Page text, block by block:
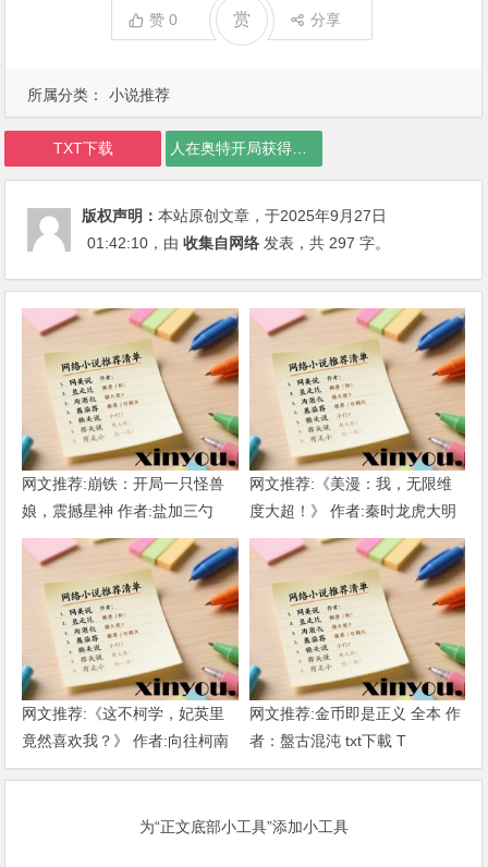
所属分类： 小说推荐
赞0 赏 分享
TXT下载 人在奥特开局获得塔尔塔罗斯模版下载
版权声明：本站原创文章，于2025年9月27日
01:42:10 ，由收集自网络 发表，共 297 字。
网文推荐:崩铁：开局一只怪兽
娘，震撼星神 作者:盐加三勺
（1-218）TXT下载
网文推荐:《美漫：我，无限维
度大超！》 作者:秦时龙虎大明
1-802章 TXT下载
网文推荐:《这不柯学，妃英里
竟然喜欢我？》 作者:向往柯南
1-189章 TXT下载
网文推荐:金币即是正义 全本 作
者：盤古混沌 txt下載 T
为“正文底部小工具”添加小工具